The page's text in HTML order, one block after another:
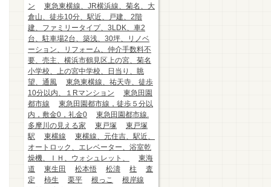
ン
東急東横線、JR横浜線、菊名、大
倉山、徒歩10分、駅近、戸建、2階
建、ファミリータイプ、3LDK、車2
台、駐車場2台、築浅、30坪、リノベ
ーション、リフォーム、仲介手数料不
要、売主、横浜市鶴見区上の宮、菊名
小学校、上の宮中学校、日当り、眺
望、通風
東急東横線、祐天寺、徒歩
10分以内、１Rマンション
東急田園
都市線
東急田園都市線，徒歩５分以
内，敷金0，礼金0
東急田園都市線.
多摩川の見える家
東戸塚
東戸塚
駅
東横線
東横線、元住吉、駅近、
オートロック、エレベーター、浴室乾
燥機、ＩＨ、ウォシュレット、
東海
道
東生田 松本悟 松濤 柱
査
定
柿生 栗平 根っこ
根岸線